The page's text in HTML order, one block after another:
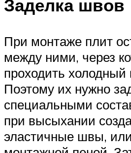
Заделка швов
При монтаже плит
между ними, через
проходить холодный
Поэтому их нужно
специальными
при высыхании
эластичные швы,